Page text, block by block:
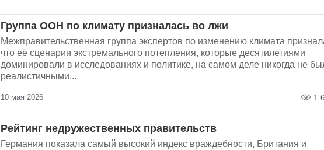
Группа ООН по климату призналась во лжи
Межправительственная группа экспертов по изменению климата
что её сценарии экстремального потепления, которые десятилетиями
доминировали в исследованиях и политике, на самом деле никогда не
реалистичными...
10 мая 2026 1
Рейтинг недружественных правительств
Германия показала самый высокий индекс враждебности, Британия и